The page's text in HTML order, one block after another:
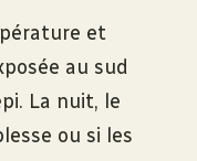
et
au sud
La nuit, le
ou si les